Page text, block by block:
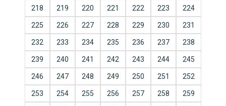
218 219 220 221 222 223 224
225 226 227 228 229 230 231
232 233 234 235 236 237 238
239 240 241 242 243 244 245
246 247 248 249 250 251 252
253 254 255 256 257 258 259